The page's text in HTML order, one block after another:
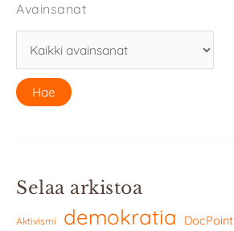
Avainsanat
Selaa arkistoa
Aktivismi demokratia DocPoint